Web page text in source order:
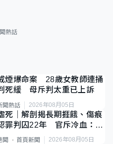
熱話
煙爆命案 28歲女教師連捅
死緩 母斥判太重已上訴
聞熱話 2026年08月05日
死｜解剖揭長期捱餓、傷痕
罪判囚22年 官斥冷血：同
聞 首頁新聞 2026年08月05日